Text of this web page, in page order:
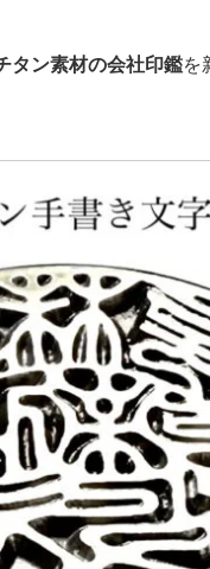
タン素材の会社印鑑を